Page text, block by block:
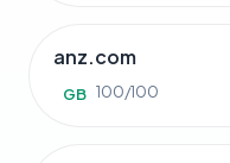
anz.com
GB 100/100